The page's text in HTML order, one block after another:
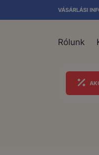
VÁSÁRLÁSI
Rólunk